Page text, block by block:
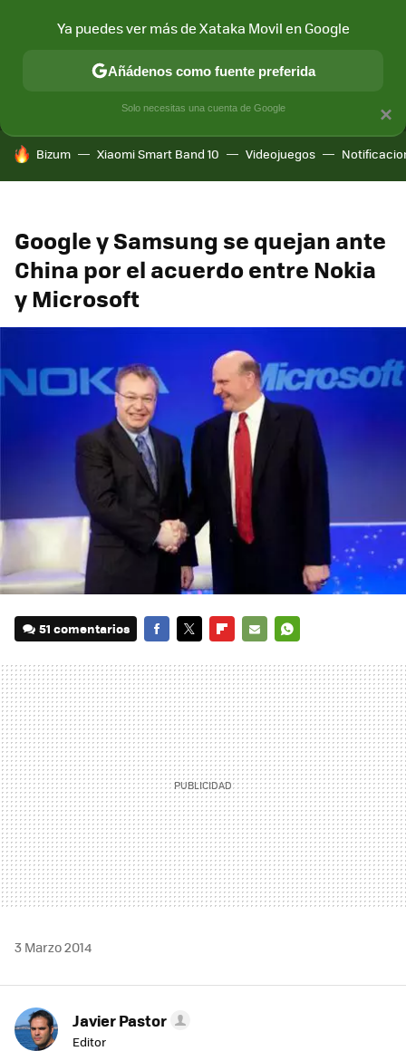
MÓVIL Y SOCIEDAD APLICACIONES
HOY SE HABLA DE
Bizum Xiaomi Smart Band 10 Videojuegos
Google y Samsung se quejan ante
China por el acuerdo entre Nokia
y Microsoft
51 comentarios
MAIL
3 Marzo 2014
Javier Pastor
Editor
×
Ya puedes ver más de Xataka Movil en Google
Añádenos como fuente preferida
Solo necesitas una cuenta de Google